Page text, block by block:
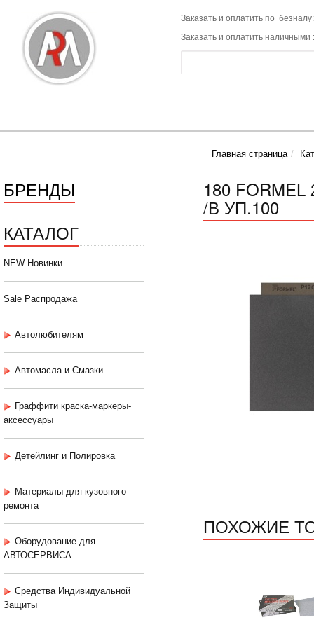
Заказать и оплатить по
Заказать и оплатить наличными
Главная страница
БРЕНДЫ
КАТАЛОГ
NEW Новинки
Sale Распродажа
Автолюбителям
Автомасла и Смазки
Граффити краска-маркеры-
аксессуары
Детейлинг и Полировка
Материалы для кузовного
ремонта
Оборудование для
АВТОСЕРВИСА
Средства Индивидуальной
Защиты
180
/В УП.100
ПОХОЖИЕ